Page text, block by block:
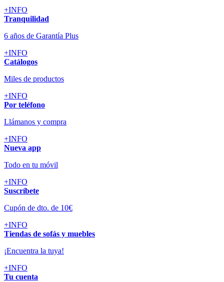
+INFO
Tranquilidad
6 años de Garantía Plus
+INFO
Catálogos
Miles de productos
+INFO
Por teléfono
Llámanos y compra
+INFO
Nueva app
Todo en tu móvil
+INFO
Suscríbete
Cupón de dto. de 10€
+INFO
Tiendas de sofás y muebles
¡Encuentra la tuya!
+INFO
Tu cuenta